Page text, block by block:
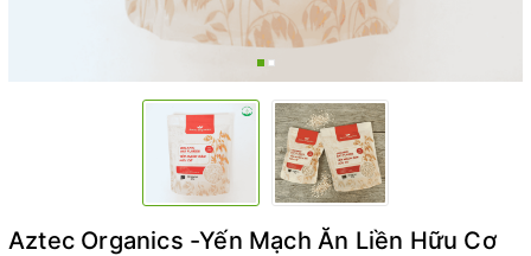
Aztec Organics -Yến Mạch Ăn Liền Hữu Cơ